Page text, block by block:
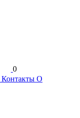
0
Контакты О